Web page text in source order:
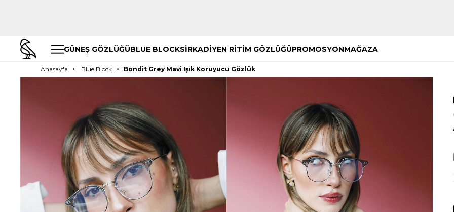
GÜNEŞ GÖZLÜĞÜBLUE BLOCKSİRKADİYEN RİTİM GÖZLÜĞÜPROMOSYONMAĞAZA
Anasayfa Blue Block Bondit Grey Mavi Işık Koruyucu Gözlük